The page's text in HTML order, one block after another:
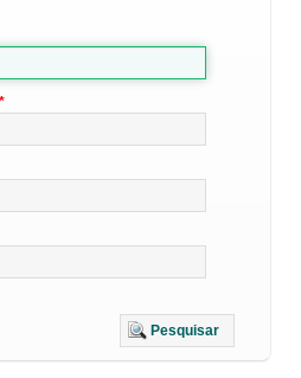
Pesquisar